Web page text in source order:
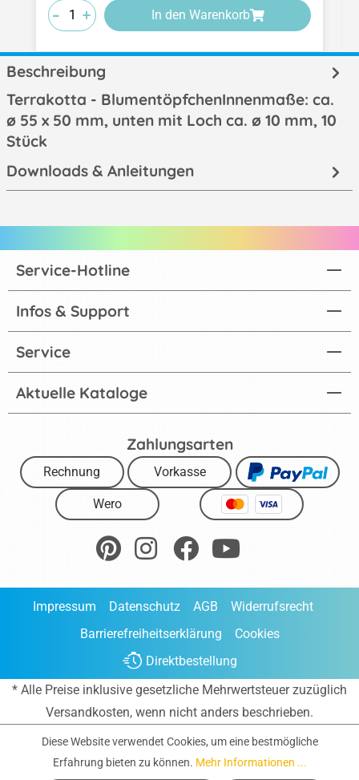
-
-
- +
+
+ In den Warenkorb
Beschreibung
Terrakotta - BlumentöpfchenInnenmaße: ca.
ø 55 x 50 mm, unten mit Loch ca. ø 10 mm, 10
Stück
Downloads & Anleitungen
Aktuelle Kataloge
Service-Hotline
Infos & Support
Service
Zahlungsarten
Rechnung Vorkasse
Wero
Impressum Datenschutz AGB
Widerrufsrecht
Barrierefreiheitserklärung
Cookies
Direktbestellung
* Alle Preise inklusive gesetzliche Mehrwertsteuer zuzüglich
Versandkosten, wenn nicht anders beschrieben.
Diese Website verwendet Cookies, um eine bestmögliche
Erfahrung bieten zu können. Mehr Informationen ...